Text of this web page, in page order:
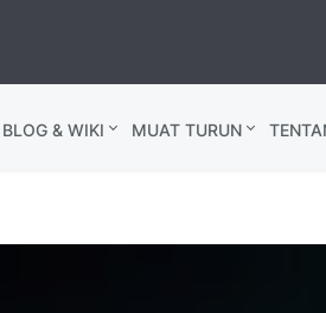
BLOG & WIKI MUAT TURUN